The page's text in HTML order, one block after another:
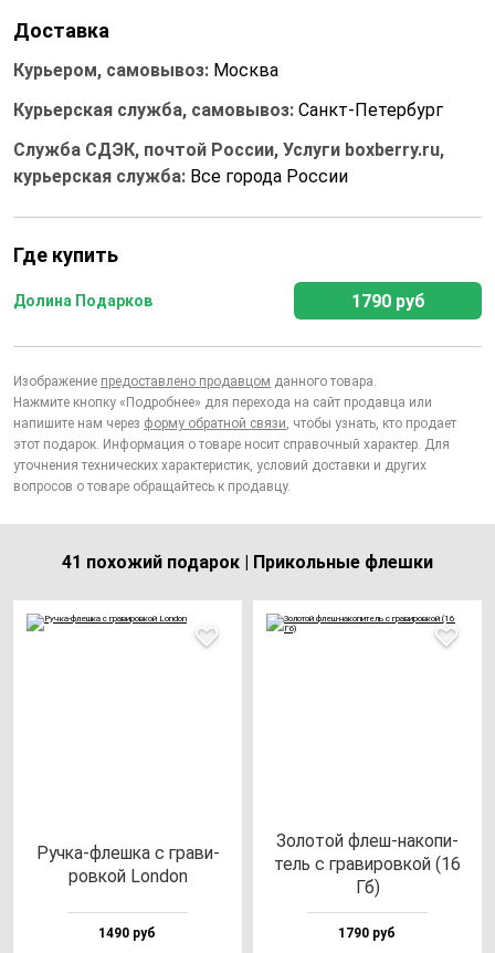
Доставка
Курьером, самовывоз: Москва
Курьерская служба, самовывоз: Санкт-Петербург
Служба СДЭК, почтой России, Услуги boxberry.ru,
курьерская служба: Все города России
Где купить
Долина Подарков 1790 руб
Изображение предоставлено продавцом данного товара.
Нажмите кнопку «Подробнее» для перехода на сайт продавца или
напишите нам через форму обратной связи, чтобы узнать, кто продает
этот подарок. Информация о товаре носит справочный характер. Для
уточнения технических характеристик, условий доставки и других
вопросов о товаре обращайтесь к продавцу.
41 похожий подарок | Прикольные флешки
Руч­ка-флеш­ка с гра­ви­
ров­кой Lon­don
1490 руб
Золо­той флеш-на­ко­пи­
тель с гра­ви­ров­кой (16
Гб)
1790 руб